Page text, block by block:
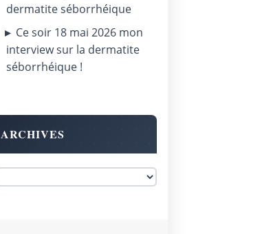
dermatite séborrhéique
Ce soir 18 mai 2026 mon
interview sur la dermatite
séborrhéique !
ARCHIVES